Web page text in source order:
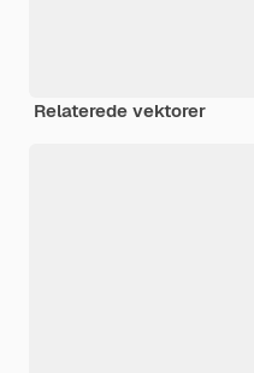
Relaterede vektorer